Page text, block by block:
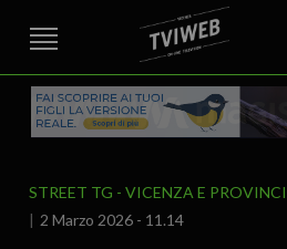
STREET TG CRONACA VENETO
AREA BERICA
ECONOMIA
EDITORIALE ITALIA E MONDO CURIOSITÀ –
SPORT
IL GRAFFIO FOOD & DRINK
STREET TG
VICENZA E
2 Marzo 2026 - 11.14